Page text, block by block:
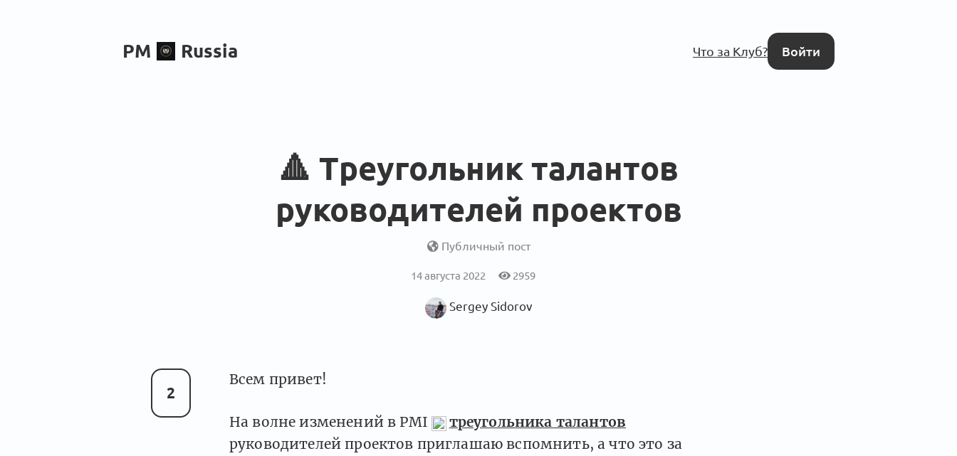
PM Russia Что за Клуб? Войти
🔺 Треугольник талантов
руководителей проектов
Публичный пост
14 августа 2022 2959
Sergey Sidorov
2
Всем привет!
На волне изменений в PMI
треугольника талантов
руководителей проектов приглашаю вспомнить, а что это за